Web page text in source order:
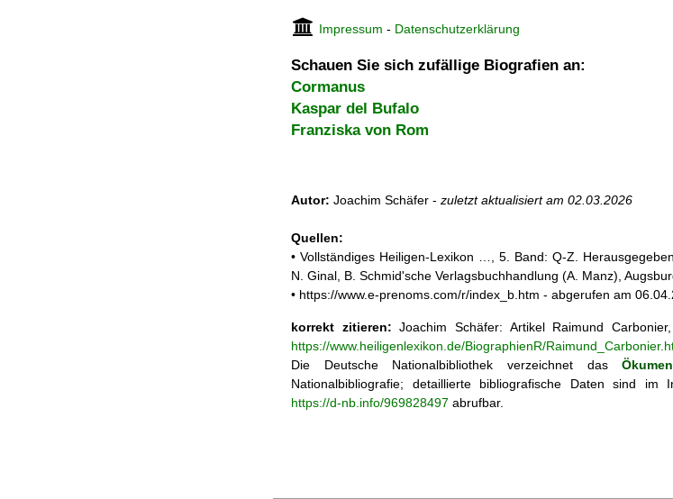
Impressum - Datenschutzerklärung
Schauen Sie sich zufällige Biografien an:
Cormanus
Kaspar del Bufalo
Franziska von Rom
Autor: Joachim Schäfer - zuletzt aktualisiert am 02.03.2026
Quellen:
• Vollständiges Heiligen-Lexikon …, 5. Band: Q-Z.
N. Ginal, B. Schmid'sche Verlagsbuchhandlung (A. Manz),
• https://www.e-prenoms.com/r/index_b.htm - abgerufen am
korrekt zitieren: Joachim Schäfer: Artikel Raimund
https://www.heiligenlexikon.de/BiographienR/
Die Deutsche Nationalbibliothek verzeichnet das
Nationalbibliografie; detaillierte bibliografische Daten sind im
https://d-nb.info/969828497 abrufbar.